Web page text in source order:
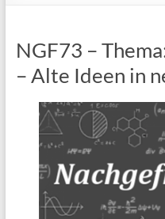
NGF73 –
– Alte Ideen in